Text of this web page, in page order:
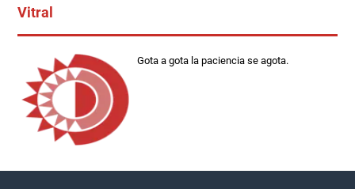
Vitral
Gota a gota la paciencia se agota.